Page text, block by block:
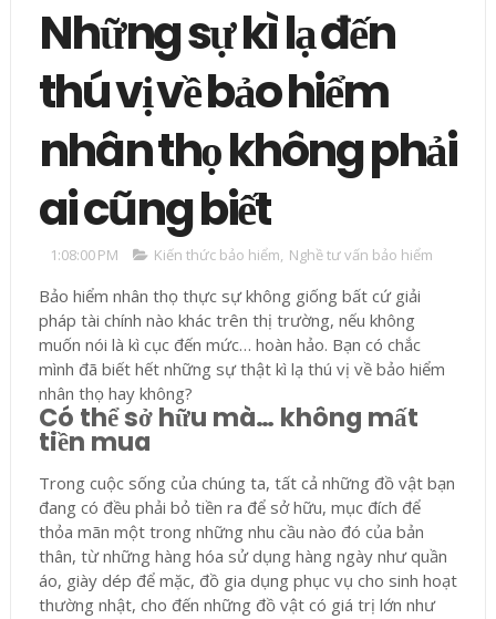
Những sự kì lạ đến
thú vị về bảo hiểm
nhân thọ không phải
ai cũng biết
1:08:00 PM Kiến thức bảo hiểm, Nghề tư vấn bảo hiểm
Bảo hiểm nhân thọ thực sự không giống bất cứ giải
pháp tài chính nào khác trên thị trường, nếu không
muốn nói là kì cục đến mức… hoàn hảo. Bạn có chắc
mình đã biết hết những sự thật kì lạ thú vị về bảo hiểm
nhân thọ hay không?
Có thể sở hữu mà… không mất
tiền mua
Trong cuộc sống của chúng ta, tất cả những đồ vật bạn
đang có đều phải bỏ tiền ra để sở hữu, mục đích để
thỏa mãn một trong những nhu cầu nào đó của bản
thân, từ những hàng hóa sử dụng hàng ngày như quần
áo, giày dép để mặc, đồ gia dụng phục vụ cho sinh hoạt
thường nhật, cho đến những đồ vật có giá trị lớn như